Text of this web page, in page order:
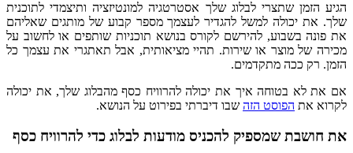
הגיע הזמן שתצרי לבלוג שלך אסטרטגיה למונטיזציה ותיצמדי לתוכנית
שלך. את יכולה למשל להגדיר לעצמך מספר קבוע של מותגים שאליהם
את פונה בשבוע, להירשם לקורס בנושא תוכניות שותפים או לחשוב על
מכירה של מוצר או שירות. תהיי מציאותית, אבל תאתגרי את עצמך כל
הזמן. רק ככה מתקדמים.
אם את לא בטוחה איך את יכולה להרוויח כסף מהבלוג שלך, את יכולה
לקרוא את הפוסט הזה שבו דיברתי בפירוט על הנושא.
את חושבת שמספיק להכניס מודעות לבלוג כדי להרוויח כסף